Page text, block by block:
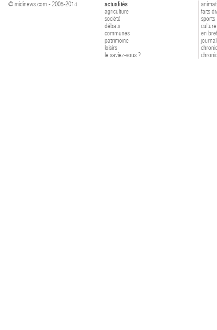
© midinews.com - 2005-2014
actualités
agriculture
société
débats
communes
patrimoine
loisirs
le saviez-vous ?
faits
sports
culture
en bref